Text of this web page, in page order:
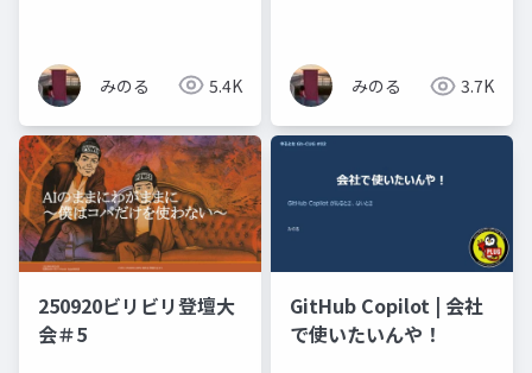
みのる 5.4K みのる 3.7K
250920ビリビリ登壇大
会＃5
GitHub Copilot | 会社
で使いたいんや！